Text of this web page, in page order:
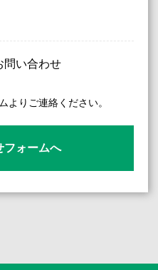
問い合わせ
よりご連絡ください。
フォームへ